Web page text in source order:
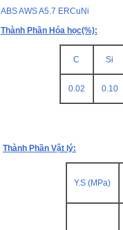
ABS AWS A5.7 ERCuNi
Thành Phần Hóa học(%):
C Si
0.02 0.10
Thành Phần Vật lý:
Y.S (MPa)